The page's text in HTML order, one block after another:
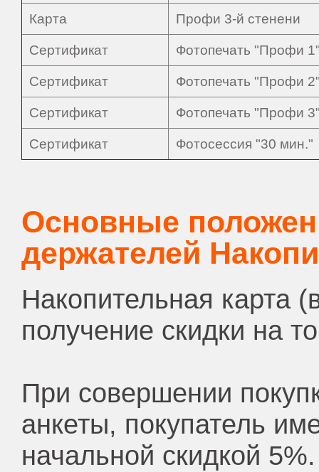
Карта Профи 3-й стенени
Сертификат Фотопечать "Профи
Сертификат Фотопечать "Профи
Сертификат Фотопечать "Профи
Сертификат Фотосессия "30 мин."
Основные
держателей
Накопительная карта
получение скидки на
При совершении
анкеты, покупатель
начальной скидкой 5%.